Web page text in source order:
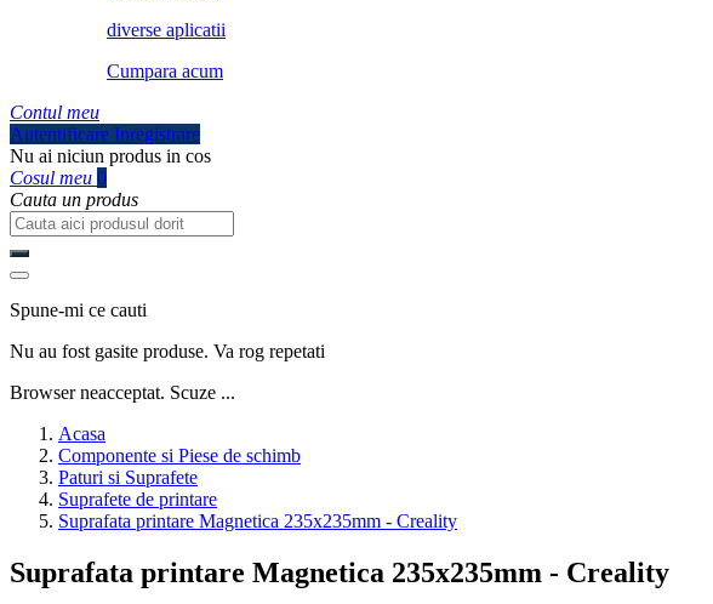
diverse aplicatii
Cumpara acum
Contul meu
Autentificare Inregistrare
Nu ai niciun produs in cos
Cosul meu 0
Cauta un produs
Spune-mi ce cauti
Nu au fost gasite produse. Va rog repetati
Browser neacceptat. Scuze ...
Acasa
Componente si Piese de schimb
Paturi si Suprafete
Suprafete de printare
Suprafata printare Magnetica 235x235mm - Creality
Suprafata printare Magnetica 235x235mm - Creality